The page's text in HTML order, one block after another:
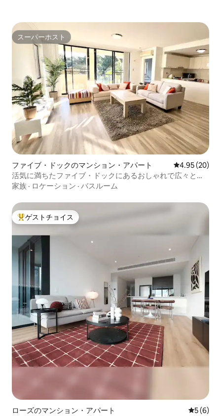
スーパーホスト
スーパーホスト
ファイブ・ドックのマンション・アパート レビュー20
4.95 (20)
活気に満ちたファイブ・ドックにあるおしゃれで広々とし
たマンション・アパート
家族 · ロケーション · バスルーム
大好評のゲストチョイスです。
ゲストチョイス
ローズのマンション・アパート レビュー
5 (6)